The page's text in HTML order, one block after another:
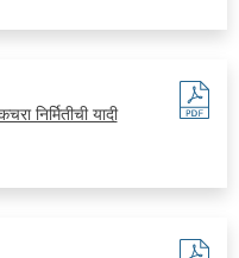
निर्मितीची यादी